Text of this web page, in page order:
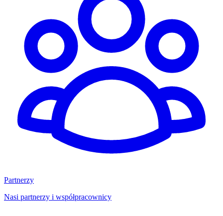
Partnerzy
Nasi partnerzy i współpracownicy